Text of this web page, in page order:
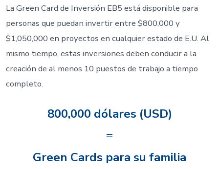
La Green Card de Inversión EB5 está disponible para
personas que puedan invertir entre $800,000 y
$1,050,000 en proyectos en cualquier estado de E.U. Al
mismo tiempo, estas inversiones deben conducir a la
creación de al menos 10 puestos de trabajo a tiempo
completo.
800,000 dólares (USD)
=
Green Cards para su familia